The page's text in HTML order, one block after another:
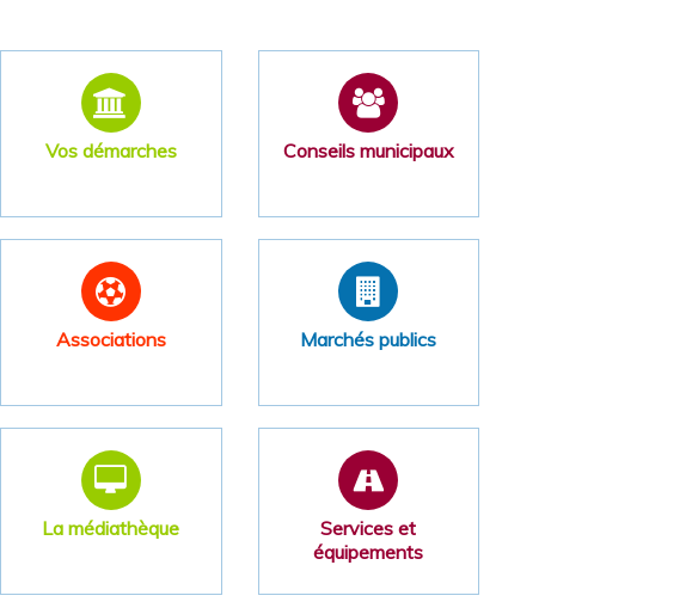
Vos démarches Conseils municipaux
Associations Marchés publics
La médiathèque
Services et
équipements